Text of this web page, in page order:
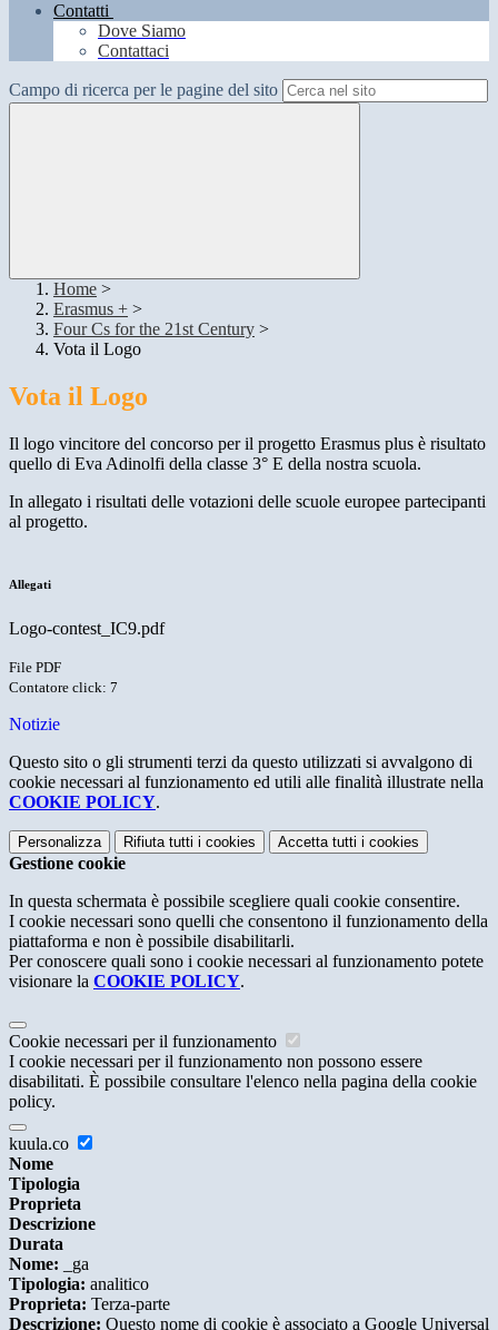
Contatti
Dove Siamo
Contattaci
Campo di ricerca per le pagine del sito
Home >
Erasmus + >
Four Cs for the 21st Century >
Vota il Logo
Vota il Logo
Il logo vincitore del concorso per il progetto Erasmus plus è risultato
quello di Eva Adinolfi della classe 3° E della nostra scuola.
In allegato i risultati delle votazioni delle scuole europee partecipanti
al progetto.
Allegati
Logo-contest_IC9.pdf
File PDF
Contatore click: 7
Notizie
Questo sito o gli strumenti terzi da questo utilizzati si avvalgono di
cookie necessari al funzionamento ed utili alle finalità illustrate nella
COOKIE POLICY.
Personalizza Rifiuta tutti i cookies Accetta tutti i cookies
Gestione cookie
In questa schermata è possibile scegliere quali cookie consentire.
I cookie necessari sono quelli che consentono il funzionamento della
piattaforma e non è possibile disabilitarli.
Per conoscere quali sono i cookie necessari al funzionamento potete
visionare la COOKIE POLICY.
Cookie necessari per il funzionamento
I cookie necessari per il funzionamento non possono essere
disabilitati. È possibile consultare l'elenco nella pagina della cookie
policy.
kuula.co
Nome
Tipologia
Proprieta
Descrizione
Durata
Nome: _ga
Tipologia: analitico
Proprieta: Terza-parte
Descrizione: Questo nome di cookie è associato a Google Universal